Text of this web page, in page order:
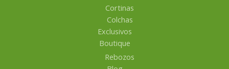
Cortinas
Colchas
Exclusivos
Boutique
Rebozos